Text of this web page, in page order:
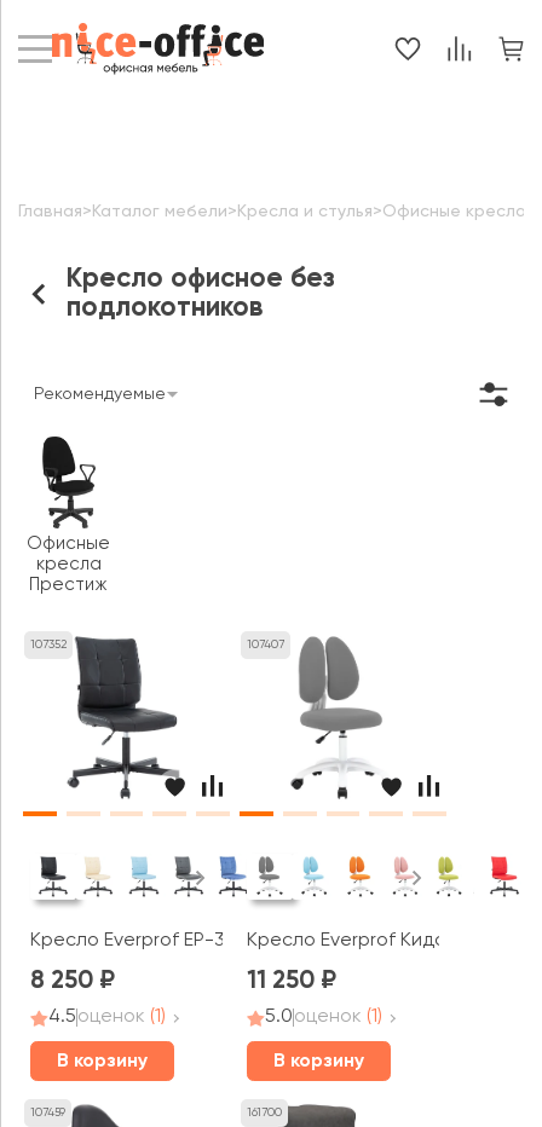
Кресло офисное без
подлокотников
Главная> Каталог мебели> Кресла и стулья>Офисные кресла
Рекомендуемые
107352
Кресло Everprof EP-300
8 250
4.5оценок (1)
В корзину
107407
Кресло Everprof Кидс / Kids 103
11 250
5.0оценок (1)
В корзину
107459 161700
Офисные
кресла
Престиж